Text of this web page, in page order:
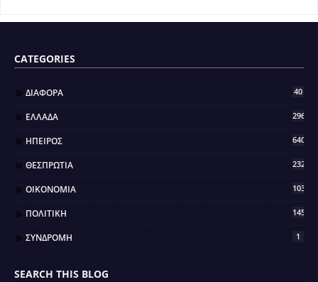
CATEGORIES
ΔΙΑΦΟΡΑ 40
ΕΛΛΑΔΑ 296
ΗΠΕΙΡΟΣ 640
ΘΕΣΠΡΩΤΙΑ 2321
ΟΙΚΟΝΟΜΙΑ 103
ΠΟΛΙΤΙΚΗ 145
ΣΥΝΔΡΟΜΗ 1
SEARCH THIS BLOG